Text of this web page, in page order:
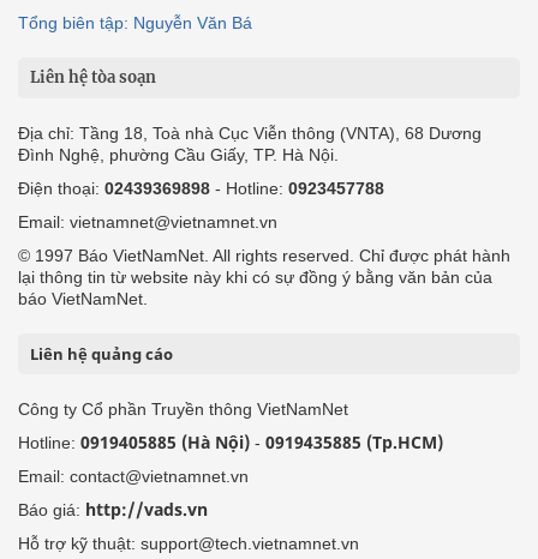
Tổng biên tập: Nguyễn Văn Bá
Liên hệ tòa soạn
Địa chỉ: Tầng 18, Toà nhà Cục Viễn thông (VNTA), 68 Dương
Đình Nghệ, phường Cầu Giấy, TP. Hà Nội.
Điện thoại: 02439369898 - Hotline: 0923457788
Email: vietnamnet@vietnamnet.vn
© 1997 Báo VietNamNet. All rights reserved. Chỉ được phát hành
lại thông tin từ website này khi có sự đồng ý bằng văn bản của
báo VietNamNet.
Liên hệ quảng cáo
Công ty Cổ phần Truyền thông VietNamNet
Hotline: 0919405885 (Hà Nội) - 0919435885 (Tp.HCM)
Email: contact@vietnamnet.vn
Báo giá: http://vads.vn
Hỗ trợ kỹ thuật: support@tech.vietnamnet.vn